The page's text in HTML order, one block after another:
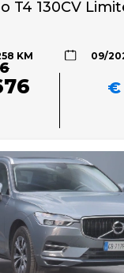
T4 130CV
KM 09/
€